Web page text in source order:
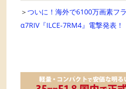
＞ついに！海外で6100万画素フ
α7RIV『ILCE-7RM4』電撃発表！